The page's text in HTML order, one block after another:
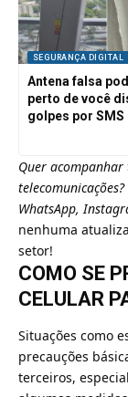
SEGURANÇA DIGITAL
Antena falsa
perto de você
golpes por SMS
Quer
telecomunicações?
WhatsApp,
nenhuma
setor!
COMO SE
CELULAR
Situações como
precauções
terceiros,